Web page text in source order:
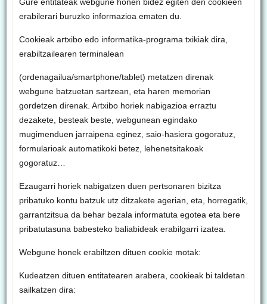
erabilerari buruzko informazioa ematen du.
Cookieak artxibo edo informatika-programa txikiak dira,
erabiltzailearen terminalean
(ordenagailua/smartphone/tablet) metatzen direnak
webgune batzuetan sartzean, eta haren memorian
gordetzen direnak. Artxibo horiek nabigazioa erraztu
dezakete, besteak beste, webgunean egindako
mugimenduen jarraipena eginez, saio-hasiera gogoratuz,
formularioak automatikoki betez, lehenetsitakoak
gogoratuz…
Ezaugarri horiek nabigatzen duen pertsonaren bizitza
pribatuko kontu batzuk utz ditzakete agerian, eta, horregatik,
garrantzitsua da behar bezala informatuta egotea eta bere
pribatutasuna babesteko baliabideak erabilgarri izatea.
Webgune honek erabiltzen dituen cookie motak:
Kudeatzen dituen entitatearen arabera, cookieak bi taldetan
sailkatzen dira: